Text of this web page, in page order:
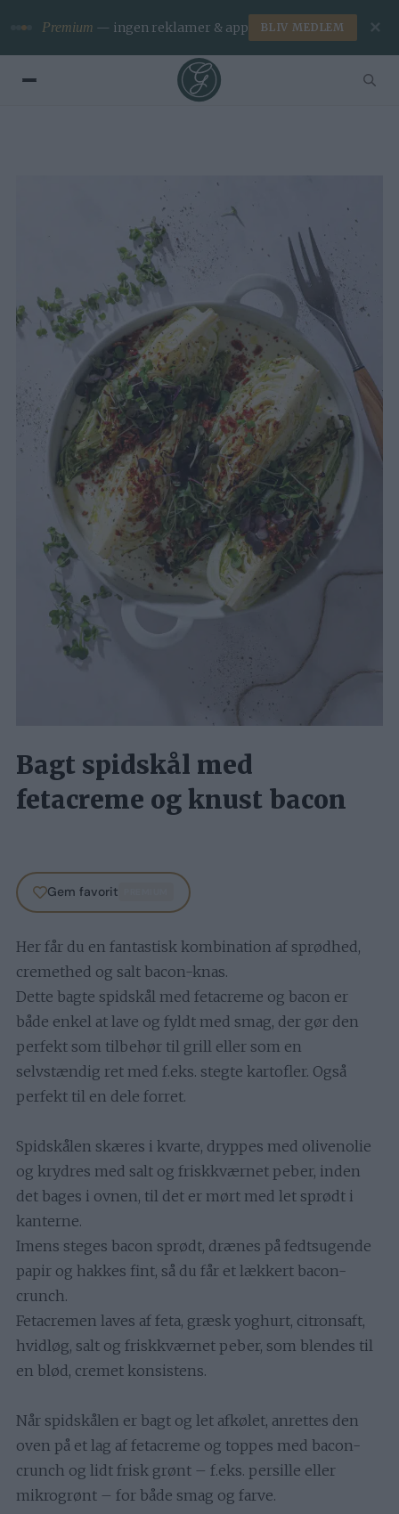
Premium — ingen reklamer & app BLIV MEDLEM ✕
Bagt spidskål med
fetacreme og knust bacon
Gem favorit
Her får du en fantastisk kombination af sprødhed,
cremethed og salt bacon-knas.
Dette bagte spidskål med fetacreme og bacon er
både enkel at lave og fyldt med smag, der gør den
perfekt som tilbehør til grill eller som en
selvstændig ret med f.eks. stegte kartofler. Også
perfekt til en dele forret.
Spidskålen skæres i kvarte, dryppes med olivenolie
og krydres med salt og friskkværnet peber, inden
det bages i ovnen, til det er mørt med let sprødt i
kanterne.
Imens steges bacon sprødt, drænes på fedtsugende
papir og hakkes fint, så du får et lækkert bacon-
crunch.
Fetacremen laves af feta, græsk yoghurt, citronsaft,
hvidløg, salt og friskkværnet peber, som blendes til
en blød, cremet konsistens.
Når spidskålen er bagt og let afkølet, anrettes den
oven på et lag af fetacreme og toppes med bacon-
crunch og lidt frisk grønt – f.eks. persille eller
mikrogrønt – for både smag og farve.